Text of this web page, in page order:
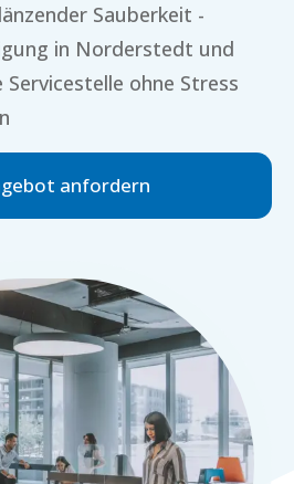
Sauberkeit -
in Norderstedt und
ohne Stress
anfordern